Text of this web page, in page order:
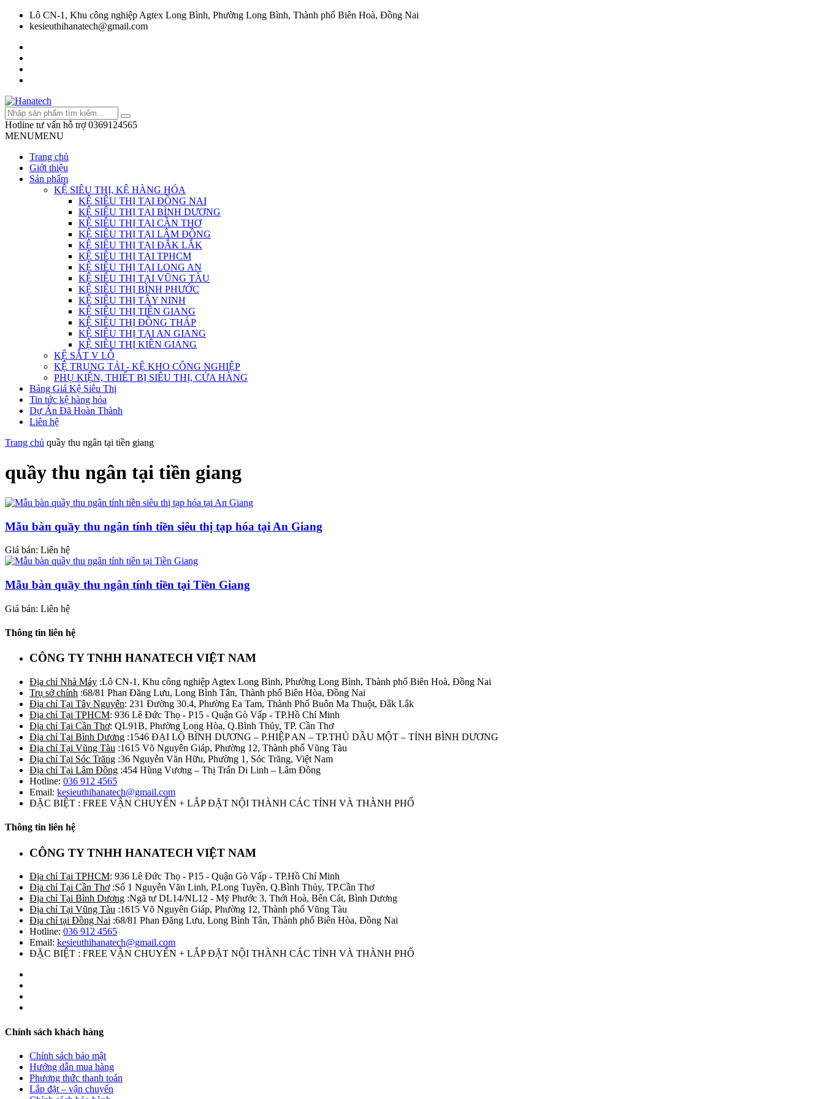
Lô CN-1, Khu công nghiệp Agtex Long Bình, Phường Long Bình, Thành phố Biên Hoà, Đồng Nai
kesieuthihanatech@gmail.com
Hotline tư vấn hỗ trợ 0369124565
MENUMENU
Trang chủ
Giới thiệu
Sản phẩm
KỆ SIÊU THỊ, KỆ HÀNG HÓA
KỆ SIÊU THỊ TẠI ĐỒNG NAI
KỆ SIÊU THỊ TẠI BÌNH DƯƠNG
KỆ SIÊU THỊ TẠI CẦN THƠ
KỆ SIÊU THỊ TẠI LÂM ĐỒNG
KỆ SIÊU THỊ TẠI ĐẮK LẮK
KỆ SIÊU THỊ TẠI TPHCM
KỆ SIÊU THỊ TẠI LONG AN
KỆ SIÊU THỊ TẠI VŨNG TÀU
KỆ SIÊU THỊ BÌNH PHƯỚC
KỆ SIÊU THỊ TÂY NINH
KỆ SIÊU THỊ TIỀN GIANG
KỆ SIÊU THỊ ĐỒNG THÁP
KỆ SIÊU THỊ TẠI AN GIANG
KỆ SIÊU THỊ KIÊN GIANG
KỆ SẮT V LỖ
KỆ TRUNG TẢI - KỆ KHO CÔNG NGHIỆP
PHỤ KIỆN, THIẾT BỊ SIÊU THỊ, CỬA HÀNG
Bảng Giá Kệ Siêu Thị
Tin tức kệ hàng hóa
Dự Án Đã Hoàn Thành
Liên hệ
Trang chủ quầy thu ngân tại tiền giang
quầy thu ngân tại tiền giang
Mẫu bàn quầy thu ngân tính tiền siêu thị tạp hóa tại An Giang
Giá bán: Liên hệ
Mẫu bàn quầy thu ngân tính tiền tại Tiền Giang
Giá bán: Liên hệ
Thông tin liên hệ
CÔNG TY TNHH HANATECH VIỆT NAM
Địa chỉ Nhà Máy :Lô CN-1, Khu công nghiệp Agtex Long Bình, Phường Long Bình, Thành phố Biên Hoà, Đồng Nai
Trụ sở chính :68/81 Phan Đăng Lưu, Long Bình Tân, Thành phố Biên Hòa, Đồng Nai
Địa chỉ Tại Tây Nguyên: 231 Đường 30.4, Phường Ea Tam, Thành Phố Buôn Ma Thuột, Đắk Lắk
Địa chỉ Tại TPHCM: 936 Lê Đức Thọ - P15 - Quận Gò Vấp - TP.Hồ Chí Minh
Địa chỉ Tại Cần Thơ: QL91B, Phường Long Hòa, Q.Bình Thủy, TP. Cần Thơ
Địa chỉ Tại Bình Dương :1546 ĐẠI LỘ BÌNH DƯƠNG – P.HIỆP AN – TP.THỦ DẦU MỘT – TỈNH BÌNH DƯƠNG
Địa chỉ Tại Vũng Tàu :1615 Võ Nguyên Giáp, Phường 12, Thành phố Vũng Tàu
Địa chỉ Tại Sóc Trăng :36 Nguyễn Văn Hữu, Phường 1, Sóc Trăng, Việt Nam
Địa chỉ Tại Lâm Đồng :454 Hùng Vương – Thị Trấn Di Linh – Lâm Đồng
Hotline: 036 912 4565
Email: kesieuthihanatech@gmail.com
ĐẶC BIỆT : FREE VẬN CHUYỂN + LẮP ĐẶT NỘI THÀNH CÁC TỈNH VÀ THÀNH PHỐ
Thông tin liên hệ
CÔNG TY TNHH HANATECH VIỆT NAM
Địa chỉ Tại TPHCM: 936 Lê Đức Thọ - P15 - Quận Gò Vấp - TP.Hồ Chí Minh
Địa chỉ Tại Cần Thơ:Số 1 Nguyễn Văn Linh, P.Long Tuyền, Q.Bình Thủy, TP.Cần Thơ
Địa chỉ Tại Bình Dương :Ngã tư DL14/NL12 - Mỹ Phước 3, Thới Hoà, Bến Cát, Bình Dương
Địa chỉ Tại Vũng Tàu :1615 Võ Nguyên Giáp, Phường 12, Thành phố Vũng Tàu
Địa chỉ tại Đồng Nai :68/81 Phan Đăng Lưu, Long Bình Tân, Thành phố Biên Hòa, Đồng Nai
Hotline: 036 912 4565
Email: kesieuthihanatech@gmail.com
ĐẶC BIỆT : FREE VẬN CHUYỂN + LẮP ĐẶT NỘI THÀNH CÁC TỈNH VÀ THÀNH PHỐ
Chính sách khách hàng
Chính sách bảo mật
Hướng dẫn mua hàng
Phương thức thanh toán
Lắp đặt – vận chuyển